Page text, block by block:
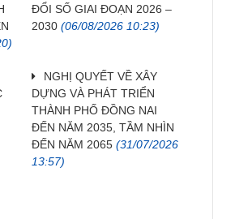
ĐỔI SỐ GIAI ĐOẠN 2026 –
2030 (06/08/2026 10:23)
NGHỊ QUYẾT VỀ XÂY
DỰNG VÀ PHÁT TRIỂN
THÀNH PHỐ ĐỒNG NAI
ĐẾN NĂM 2035, TẦM NHÌN
ĐẾN NĂM 2065 (31/07/2026
13:57)